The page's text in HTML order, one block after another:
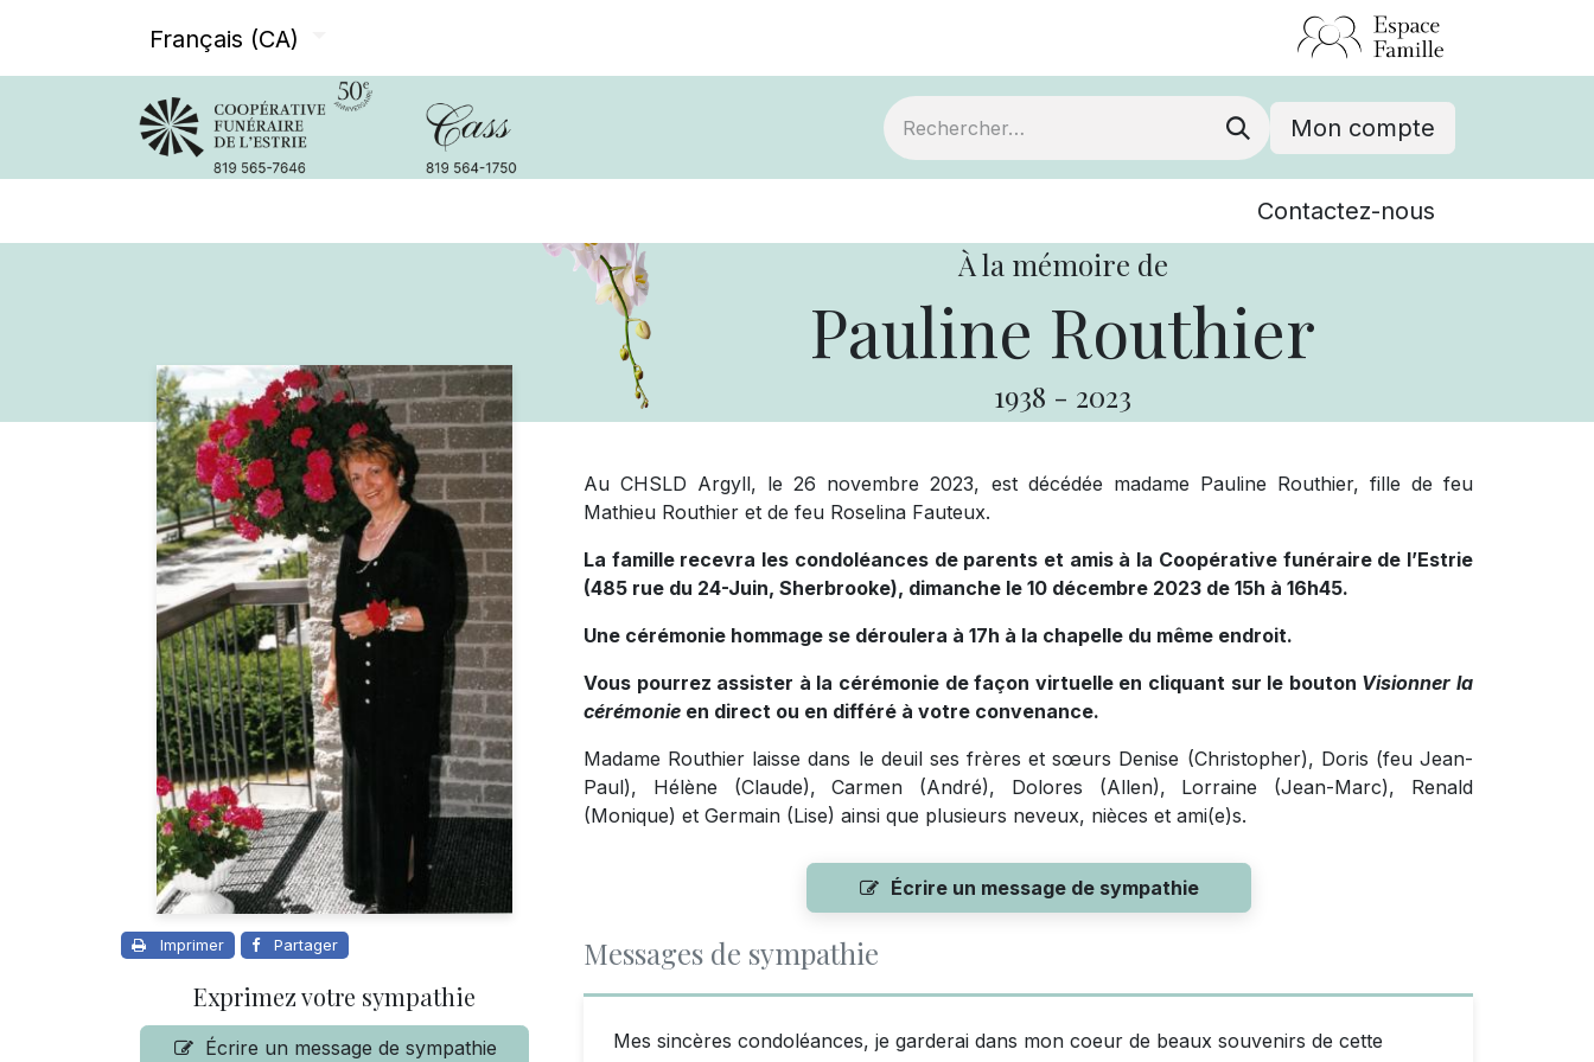
Français (CA)
Mon compte
Événements
Contactez-nous
À la mémoire de
Pauline Routhier
1938 - 2023
Imprimer Partager
Exprimez votre sympathie
Écrire un message de sympathie
Au CHSLD Argyll, le 26 novembre 2023, est décédée madame Pauline Routhier, fille de feu
Mathieu Routhier et de feu Roselina Fauteux.
La famille recevra les condoléances de parents et amis à la Coopérative funéraire de l’Estrie
(485 rue du 24-Juin, Sherbrooke), dimanche le 10 décembre 2023 de 15h à 16h45.
Une cérémonie hommage se déroulera à 17h à la chapelle du même endroit.
Vous pourrez assister à la cérémonie de façon virtuelle en cliquant sur le bouton Visionner la
cérémonie en direct ou en différé à votre convenance.
Madame Routhier laisse dans le deuil ses frères et sœurs Denise (Christopher), Doris (feu Jean-
Paul), Hélène (Claude), Carmen (André), Dolores (Allen), Lorraine (Jean-Marc), Renald
(Monique) et Germain (Lise) ainsi que plusieurs neveux, nièces et ami(e)s.
Écrire un message de sympathie
Messages de sympathie
Mes sincères condoléances, je garderai dans mon coeur de beaux souvenirs de cette